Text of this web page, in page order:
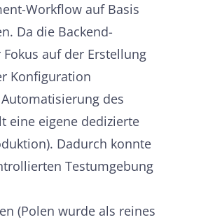
Workflow auf Basis
Da die Backend-
auf der Erstellung
Konfiguration
des
eine eigene dedizierte
Dadurch konnte
Testumgebung
(Polen wurde als reines